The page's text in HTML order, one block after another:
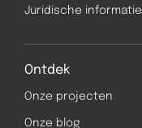
Juridische informatie
Ontdek
Onze projecten
Onze blog